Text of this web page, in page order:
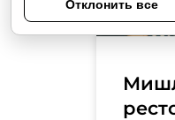
Отклонить все